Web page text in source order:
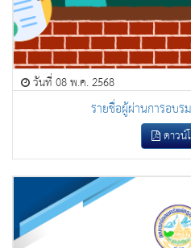
วันที่ 08 พ.ค. 2568
รายชื่อผู้ผ่านการอบร
ดาวน์